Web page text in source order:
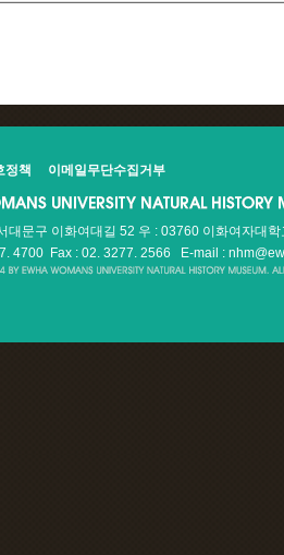
정책 이메일무단수집거부
대문구 이화여대길 52 우 : 03760 이화여자대
4700 Fax : 02. 3277. 2566
E-mail :